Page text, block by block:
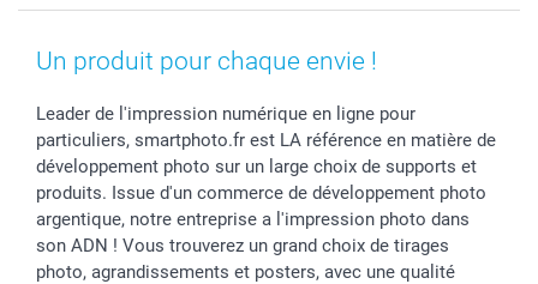
Coques smartphone
Stickers & Etiquettes
Cadres photo & accessoires déco
Dénicheur d'idées cadeau
Fête des Mères
Fête des Pères
Communion
Baptême
Toussaint
Rentrée des classes
Saint-Valentin
Vacances
Droit de rétraction
Plaintes
Vie privée
Gestion des cookies
Tarifs
Partenariats & Influence
Investisseurs
Aide
smartbonus
smartfriends
Livraison
Modes de paiement
Grandes quantités
Statut de ma commande
Un produit pour chaque envie !
Leader de l'impression numérique en ligne pour
particuliers, smartphoto.fr est LA référence en matière de
développement photo sur un large choix de supports et
produits. Issue d'un commerce de développement photo
argentique, notre entreprise a l'impression photo dans
son ADN ! Vous trouverez un grand choix de tirages
photo, agrandissements et posters, avec une qualité